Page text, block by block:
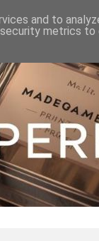
and to
metrics